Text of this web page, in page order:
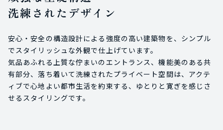
洗練されたデザイン
安心・安全の構造設計による強度の高い建築物を、シンプル
でスタイリッシュな外観で仕上げています。
気品あふれる上質な佇まいのエントランス、機能美のある共
有部分、落ち着いて洗練されたプライベート空間は、アクテ
ィブで心地よい都市生活を約束する、ゆとりと寛ぎを感じさ
せるスタイリングです。